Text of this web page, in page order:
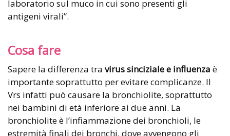
laboratorio sul muco in cui sono presenti gli
antigeni virali”.
Cosa fare
Sapere la differenza tra virus sinciziale e influenza è
importante soprattutto per evitare complicanze. Il
Vrs infatti può causare la bronchiolite, soprattutto
nei bambini di età inferiore ai due anni. La
bronchiolite è l’infiammazione dei bronchioli, le
estremità finali dei bronchi, dove avvengono gli